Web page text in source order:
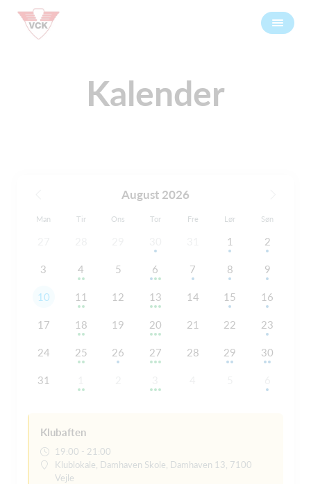
Kalender
August 2026
Man Tir Ons Tor Fre Lør Søn
1 2
3 4 5 6 7 8 9
10 11 12 13 14 15 16
17 18 19 20 21 22 23
24 25 26 27 28 29 30
31
Klubaften
19:00 - 21:00
Klublokale, Damhaven Skole, Damhaven 13, 7100
Vejle